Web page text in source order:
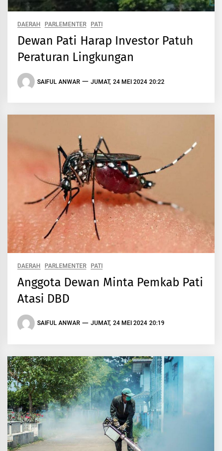
DAERAH PARLEMENTER PATI
Dewan Pati Harap Investor Patuh
Peraturan Lingkungan
SAIFUL ANWAR JUMAT, 24 MEI 2024 20:22
DAERAH PARLEMENTER PATI
Anggota Dewan Minta Pemkab Pati
Atasi DBD
SAIFUL ANWAR JUMAT, 24 MEI 2024 20:19